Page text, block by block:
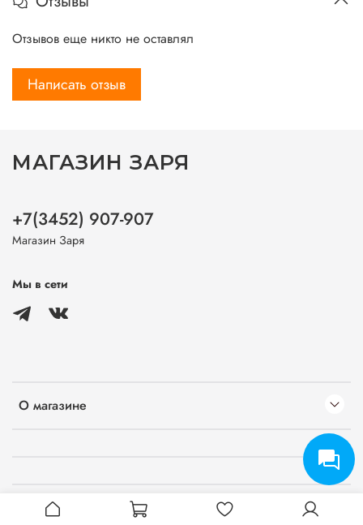
Отзывов еще никто не оставлял
Написать отзыв
О магазине
МАГАЗИН ЗАРЯ
+7(3452) 907-907
Магазин Заря
Мы в сети